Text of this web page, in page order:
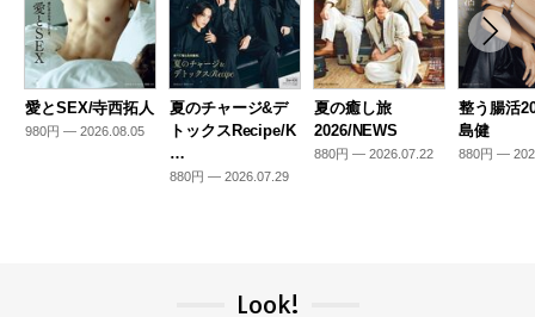
愛とSEX/寺西拓人
980円 — 2026.08.05
夏のチャージ&デ
トックスRecipe/K
…
880円 — 2026.07.29
夏の癒し旅
2026/NEWS
880円 — 2026.07.22
整う腸活
島健
880円 —
Look!